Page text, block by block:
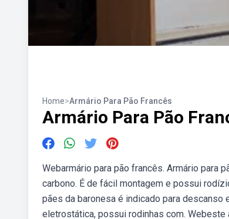
Home>Armário Para Pão Francês
Armário Para Pão
Webarmário para pão francês. Armário para
carbono. É de fácil montagem e possui
pães da baronesa é indicado para
eletrostática, possui rodinhas com.